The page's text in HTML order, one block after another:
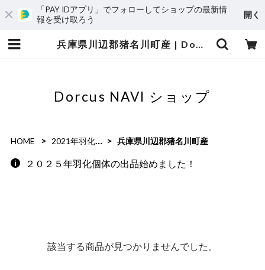
「PAY IDアプリ」でフォローしてショップの最新情
報を受け取ろう
開く
兵庫県川辺郡猪名川町産 | Dorcus NAVI ショップ
Dorcus NAVI ショップ
HOME 2021年羽化個体 兵庫県川辺郡猪名川町産
２０２５年羽化個体の出品始めました！
該当する商品が見つかりませんでした。